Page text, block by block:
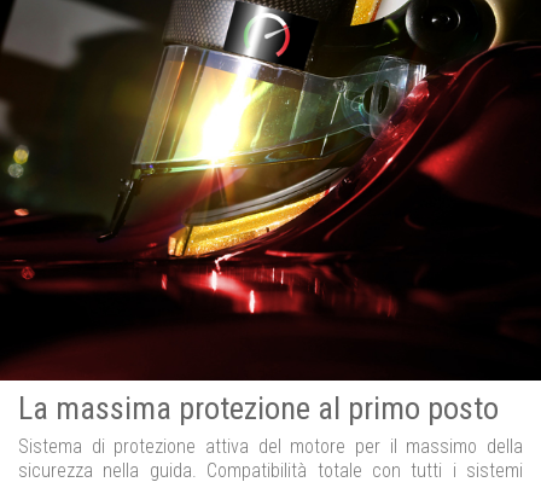
La massima protezione al primo posto
Sistema di protezione attiva del motore per il massimo della
sicurezza nella guida. Compatibilità totale con tutti i sistemi